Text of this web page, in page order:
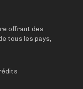
offrant des
tous les pays,